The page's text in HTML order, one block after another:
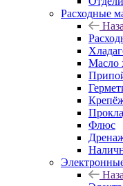
Расходные
Масло
Флюс